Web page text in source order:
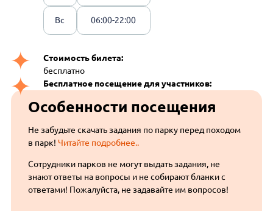
Вс 06:00-22:00
Стоимость билета:
бесплатно
Бесплатное посещение для участников:
Особенности посещения
Не забудьте скачать задания по парку перед походом
в парк!Читайте подробнее..
Сотрудники парков не могут выдать задания, не
знают ответы на вопросы и не собирают бланки с
ответами! Пожалуйста, не задавайте им вопросов!